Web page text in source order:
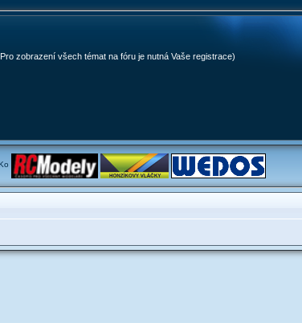
zobrazení všech témat na fóru je nutná Vaše registrace)